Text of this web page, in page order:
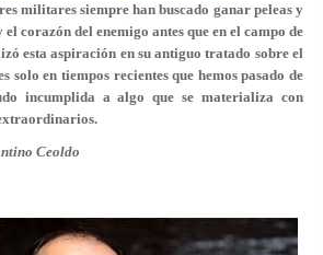
militares siempre han buscado ganar peleas y
corazón del enemigo antes que en el campo de
esta aspiración en su antiguo tratado sobre el
solo en tiempos recientes que hemos pasado de
incumplida a algo que se materializa con
Ceoldo